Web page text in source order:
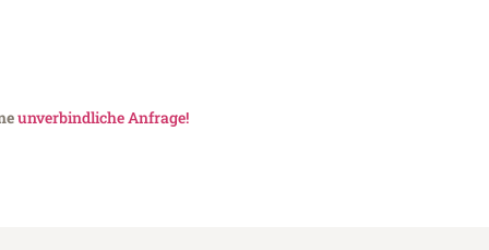
unverbindliche Anfrage!